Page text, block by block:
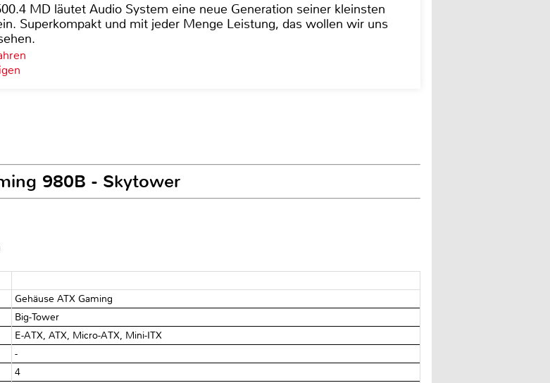
MD läutet Audio System eine neue Generation seiner kleinsten
Superkompakt und mit jeder Menge Leistung, das wollen wir uns
980B - Skytower
Gehäuse ATX Gaming
Big-Tower
E-ATX, ATX, Micro-ATX, Mini-ITX
-
4